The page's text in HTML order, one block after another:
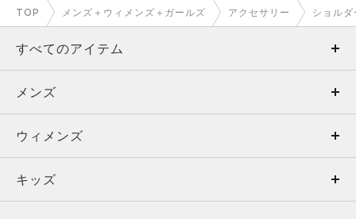
TOP メンズ＋ウィメンズ＋ガールズ アクセサリー ショル
すべてのアイテム
メンズ
ウィメンズ
キッズ
メンズ
トップス
ボトムス
ウィメンズ
トップス
キッズ